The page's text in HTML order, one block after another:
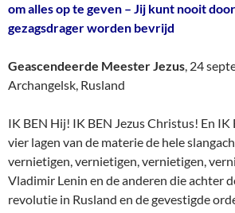
om alles op te geven – Jij kunt nooit
gezagsdrager worden bevrijd
Geascendeerde Meester Jezus, 24
Archangelsk, Rusland
IK BEN Hij! IK BEN Jezus Christus! En IK
vier lagen van de materie de hele
vernietigen, vernietigen, vernietigen,
Vladimir Lenin en de anderen die achter
revolutie in Rusland en de gevestigde